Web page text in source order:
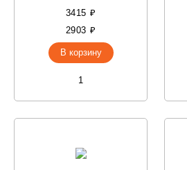
3415 ₽
2903 ₽
В корзину